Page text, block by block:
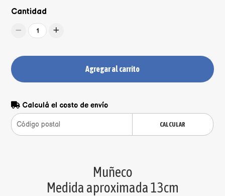
Cantidad
1
Agregar al carrito
Calculá el costo de envío
CALCULAR
Muñeco
Medida aproximada 13cm